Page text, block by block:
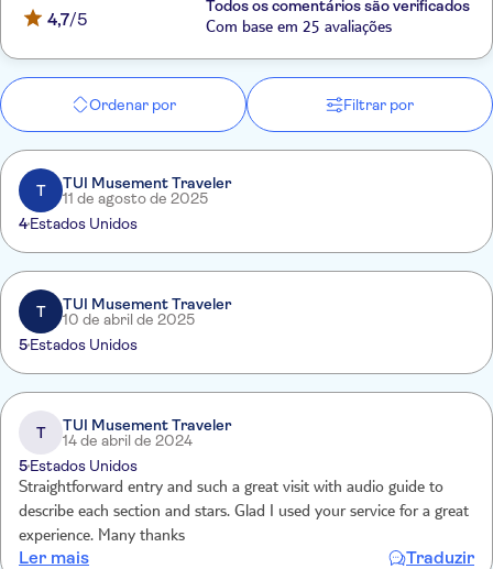
4,7/5
Todos os comentários são verificados
Com base em 25 avaliações
Ordenar por Filtrar por
T
TUI Musement Traveler
11 de agosto de 2025
4Estados Unidos
T
TUI Musement Traveler
10 de abril de 2025
5Estados Unidos
T
TUI Musement Traveler
14 de abril de 2024
5Estados Unidos
Straightforward entry and such a great visit with audio guide to
describe each section and stars. Glad I used your service for a great
experience. Many thanks
Ler mais Traduzir